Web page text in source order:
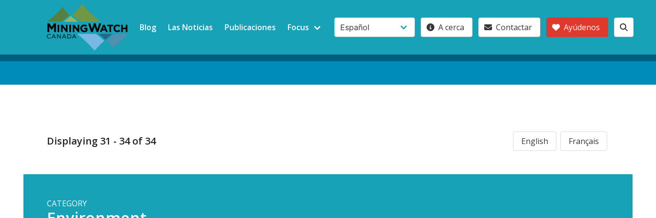
Blog Las Noticias Publicaciones Focus A cerca Contactar Ayúdenos
Displaying 31 - 34 of 34 English Français
CATEGORY